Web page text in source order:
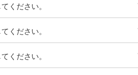
最大瞬間風 30m/s
強風域
-
ください。
ください。
ください。